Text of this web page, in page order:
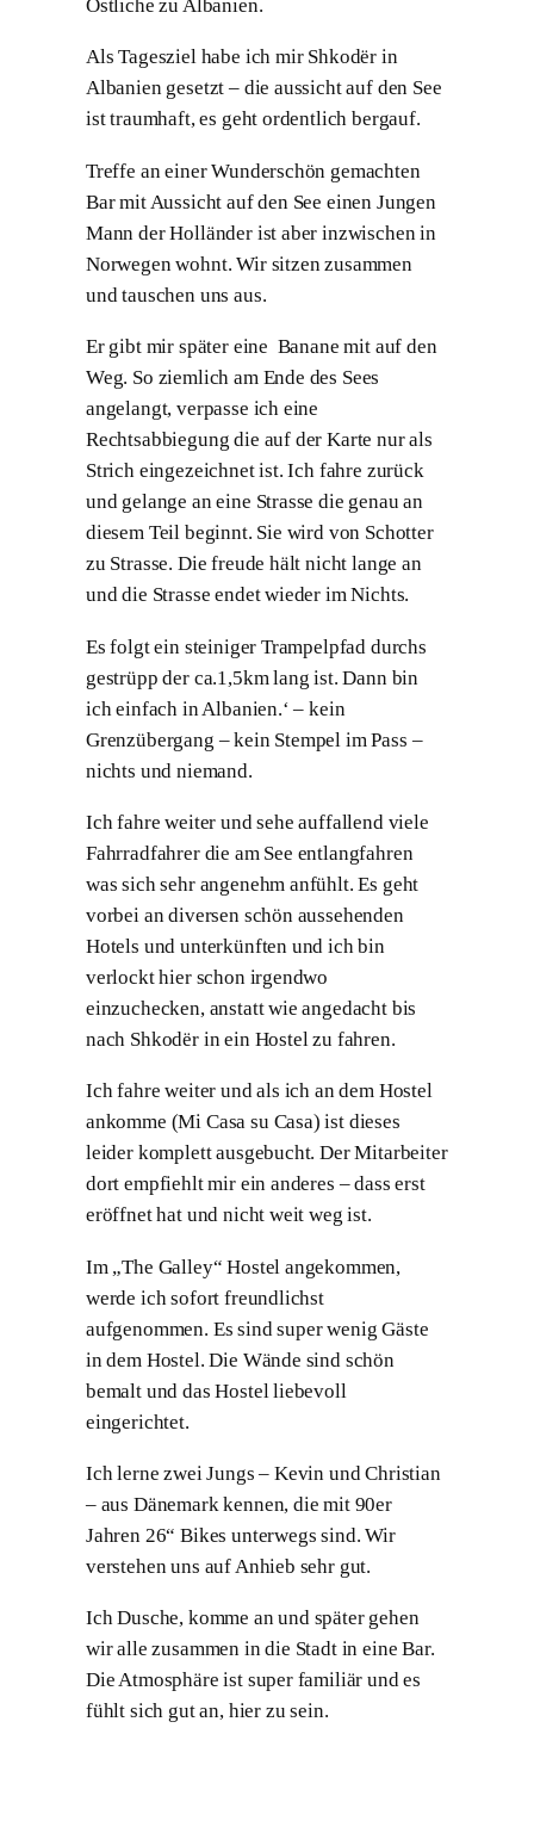
Östliche zu Albanien.
Als Tagesziel habe ich mir Shkodër in
Albanien gesetzt – die aussicht auf den See
ist traumhaft, es geht ordentlich bergauf.
Treffe an einer Wunderschön gemachten
Bar mit Aussicht auf den See einen Jungen
Mann der Holländer ist aber inzwischen in
Norwegen wohnt. Wir sitzen zusammen
und tauschen uns aus.
Er gibt mir später eine Banane mit auf den
Weg. So ziemlich am Ende des Sees
angelangt, verpasse ich eine
Rechtsabbiegung die auf der Karte nur als
Strich eingezeichnet ist. Ich fahre zurück
und gelange an eine Strasse die genau an
diesem Teil beginnt. Sie wird von Schotter
zu Strasse. Die freude hält nicht lange an
und die Strasse endet wieder im Nichts.
Es folgt ein steiniger Trampelpfad durchs
gestrüpp der ca.1,5km lang ist. Dann bin
ich einfach in Albanien.‘ – kein
Grenzübergang – kein Stempel im Pass –
nichts und niemand.
Ich fahre weiter und sehe auffallend viele
Fahrradfahrer die am See entlangfahren
was sich sehr angenehm anfühlt. Es geht
vorbei an diversen schön aussehenden
Hotels und unterkünften und ich bin
verlockt hier schon irgendwo
einzuchecken, anstatt wie angedacht bis
nach Shkodër in ein Hostel zu fahren.
Ich fahre weiter und als ich an dem Hostel
ankomme (Mi Casa su Casa) ist dieses
leider komplett ausgebucht. Der Mitarbeiter
dort empfiehlt mir ein anderes – dass erst
eröffnet hat und nicht weit weg ist.
Im „The Galley“ Hostel angekommen,
werde ich sofort freundlichst
aufgenommen. Es sind super wenig Gäste
in dem Hostel. Die Wände sind schön
bemalt und das Hostel liebevoll
eingerichtet.
Ich lerne zwei Jungs – Kevin und Christian
– aus Dänemark kennen, die mit 90er
Jahren 26“ Bikes unterwegs sind. Wir
verstehen uns auf Anhieb sehr gut.
Ich Dusche, komme an und später gehen
wir alle zusammen in die Stadt in eine Bar.
Die Atmosphäre ist super familiär und es
fühlt sich gut an, hier zu sein.